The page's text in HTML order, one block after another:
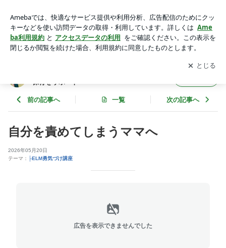
で子育てと保育をサポート
アプリをダウンロードして ブログの更新通知
を受け取りまし
ょう。
開く
保育をサポート
前の記事へ 一覧 次の記事へ
自分を責めてしまうママへ
2026年05月20日
テーマ：
├ELM勇気づけ講座
広告を表示できませんでした